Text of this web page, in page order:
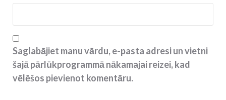
Saglabājiet manu vārdu, e-pasta adresi un vietni
šajā pārlūkprogrammā nākamajai reizei, kad
vēlēšos pievienot komentāru.